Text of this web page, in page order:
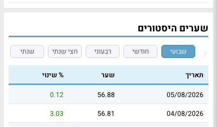
שערים היסטורים
שבועי חודשי רבעוני חצי שנתי שנתי
תאריך שער
% שינוי
05/08/2026
56.88
0.12
04/08/2026
56.81
3.03